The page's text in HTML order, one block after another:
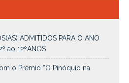
ADMITIDOS PARA O ANO
ao 12ºANOS
o Prémio “O Pinóquio na